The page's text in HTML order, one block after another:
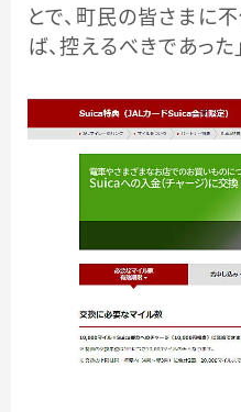
とで、町民の皆さまに
ば、控えるべきであった